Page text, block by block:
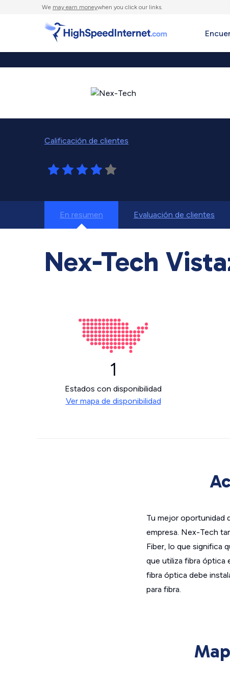
We may earn moneywhen you click our links.
Calificación de clientes
En resumen Evaluación de clientes
Nex-Tech
1
Estados con disponibilidad
Ver mapa de disponibilidad
Tu mejor oportunidad
empresa. Nex-Tech
Fiber, lo que significa
que utiliza fibra óptica
fibra óptica debe
para fibra.